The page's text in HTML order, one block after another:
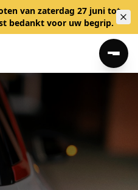
van zaterdag 27 juni tot
bedankt voor uw begrip.